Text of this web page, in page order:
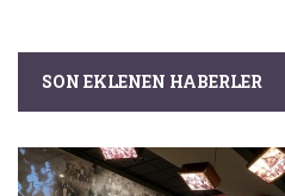
SON EKLENEN HABERLER